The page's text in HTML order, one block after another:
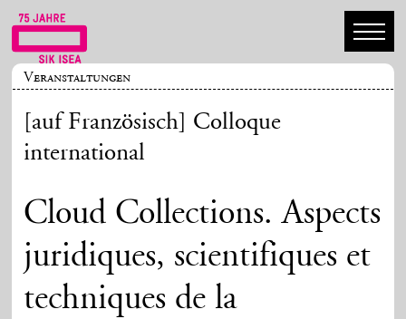
Veranstaltungen
[auf Französisch] Colloque
international
Cloud Collections. Aspects
juridiques, scientifiques et
techniques de la